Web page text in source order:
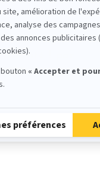
activité ! par